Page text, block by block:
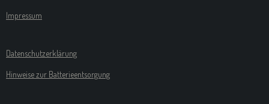
Impressum
Datenschutzerklärung
Hinweise zur Batterieentsorgung